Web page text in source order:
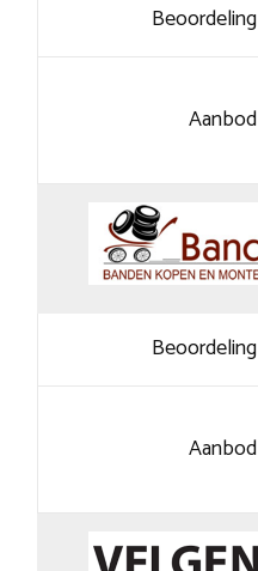
Beoordeling
Aanbod
Beoordeling
Aanbod